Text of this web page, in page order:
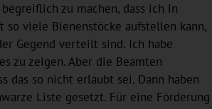
zu machen, dass ich in
so viele Bienenstöcke aufstellen kann,
Gegend verteilt sind. Ich habe
zu zeigen. Aber die Beamten
das so nicht erlaubt sei. Dann haben
Liste gesetzt. Für eine Förderung